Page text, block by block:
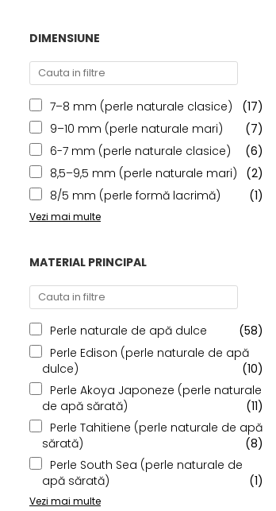
DIMENSIUNE
7–8 mm (perle naturale clasice)
(17)
9–10 mm (perle naturale mari)
(7)
6-7 mm (perle naturale clasice)
(6)
8,5–9,5 mm (perle naturale mari)
(2)
8/5 mm (perle formă lacrimă)
(1)
Vezi mai multe
MATERIAL PRINCIPAL
Perle naturale de apă dulce
(58)
Perle Edison (perle naturale de apă
dulce)
(10)
Perle Akoya Japoneze (perle naturale
de apă sărată)
(11)
Perle Tahitiene (perle naturale de apă
sărată)
(8)
Perle South Sea (perle naturale de
apă sărată)
(1)
Vezi mai multe